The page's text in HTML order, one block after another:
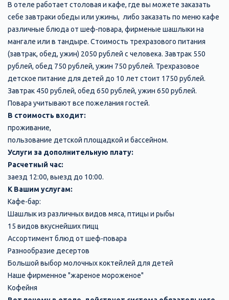
2х-комнатный
"улучшенный" (цена за
номер в сутки: 4
человека) Без балкона
2х-комнатный
"улучшенный" (цена за
номер в сутки: 5 человек)
Без балкона
5000
руб
руб
7500
руб
​В отеле работает столовая и кафе, где вы можете заказать
себе завтраки обеды или ужины, либо заказать по меню кафе
различные блюда от шеф-повара, фирменые шашлыки на
мангале или в тандыре. Стоимость трехразового питания
(завтрак, обед, ужин) 2050 рублей с человека. Завтрак 550
рублей, обед 750 рублей, ужин 750 рублей. Трехразовое
детское питание для детей до 10 лет стоит 1750 рублей.
Завтрак 450 рублей, обед 650 рублей, ужин 650 рублей.
Повара учитывают все пожелания гостей.
В стоимость входит:
проживание,
пользование детской площадкой и бассейном.
Услуги за дополнительную плату:
Расчетный час:
заезд 12:00, выезд до 10:00.
К Вашим услугам:
Кафе-бар:
Шашлык из различных видов мяса, птицы и рыбы
15 видов вкуснейших пицц
Ассортимент блюд от шеф-повара
Разнообразие десертов
Большой выбор молочных коктейлей для детей
Наше фирменное "жареное мороженое"
Кофейня